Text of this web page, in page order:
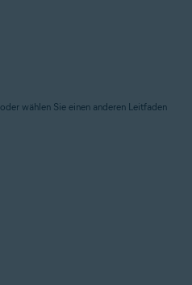
oder wählen Sie einen anderen Leitfaden